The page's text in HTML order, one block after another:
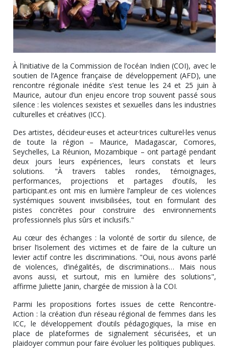
À l’initiative de la Commission de l’océan Indien (COI), avec le
soutien de l’Agence française de développement (AFD), une
rencontre régionale inédite s’est tenue les 24 et 25 juin à
Maurice, autour d’un enjeu encore trop souvent passé sous
silence : les violences sexistes et sexuelles dans les industries
culturelles et créatives (ICC).
Des artistes, décideur·euses et acteur·trices culturel·les venus
de toute la région – Maurice, Madagascar, Comores,
Seychelles, La Réunion, Mozambique – ont partagé pendant
deux jours leurs expériences, leurs constats et leurs
solutions. "À travers tables rondes, témoignages,
performances, projections et partages d’outils, les
participant.es ont mis en lumière l’ampleur de ces violences
systémiques souvent invisibilisées, tout en formulant des
pistes concrètes pour construire des environnements
professionnels plus sûrs et inclusifs."
Au cœur des échanges : la volonté de sortir du silence, de
briser l’isolement des victimes et de faire de la culture un
levier actif contre les discriminations. "Oui, nous avons parlé
de violences, d’inégalités, de discriminations… Mais nous
avons aussi, et surtout, mis en lumière des solutions",
affirme Juliette Janin, chargée de mission à la COI.
Parmi les propositions fortes issues de cette Rencontre-
Action : la création d’un réseau régional de femmes dans les
ICC, le développement d’outils pédagogiques, la mise en
place de plateformes de signalement sécurisées, et un
plaidoyer commun pour faire évoluer les politiques publiques.